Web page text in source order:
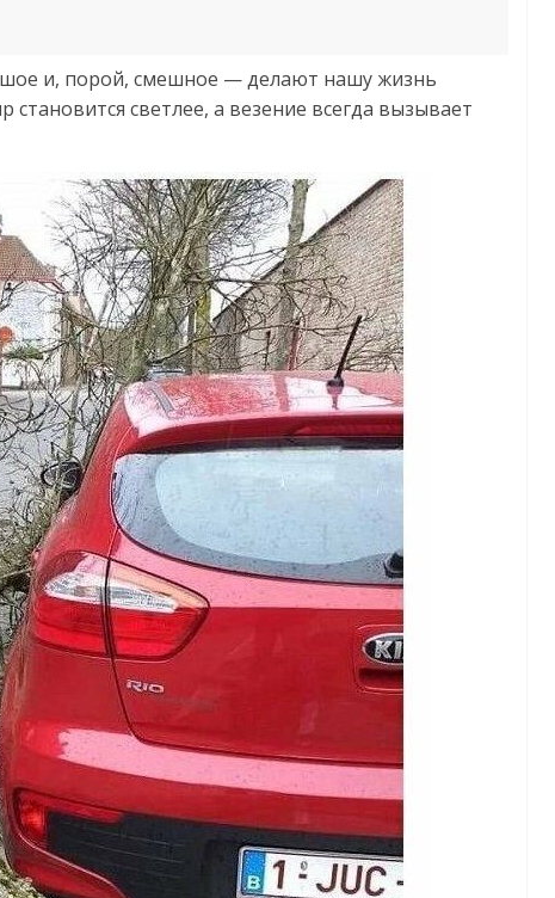
и, порой, смешное — делают нашу жизнь
становится светлее, а везение всегда вызывает